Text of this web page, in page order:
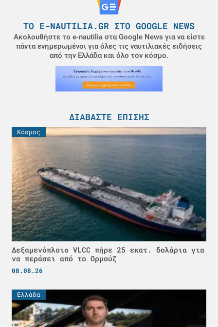
ΤΟ E-NAUTILIA.GR ΣΤΟ GOOGLE NEWS
Ακολουθήστε το e-nautilia στα Google News για να είστε
πάντα ενημερωμένοι για όλες τις ναυτιλιακές ειδήσεις
από την Ελλάδα και όλο τον κόσμο.
ΔΙΑΒΆΣΤΕ ΕΠΊΣΗΣ
Κόσμος
Δεξαμενόπλοιο VLCC πήρε 25 εκατ. δολάρια για
να περάσει από το Ορμούζ
08.08.26
Ελλάδα